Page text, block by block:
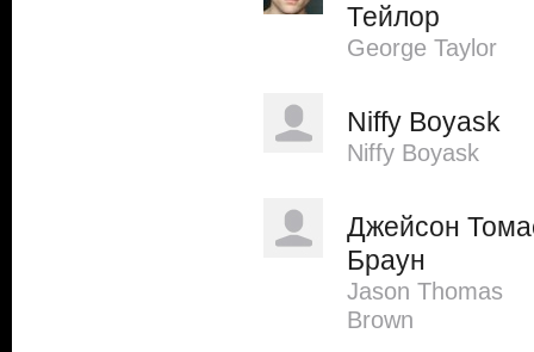
Тейлор
George Taylor
Niffy Boyask
Niffy Boyask
Джейсон
Браун
Jason Thomas
Brown